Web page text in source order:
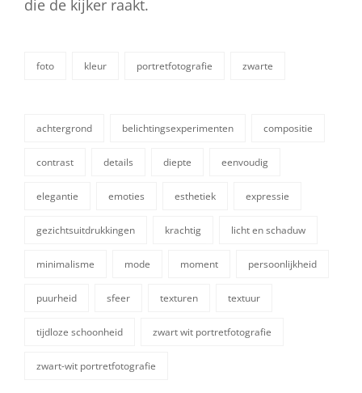
die de kijker raakt.
foto kleur portretfotografie zwarte
achtergrond belichtingsexperimenten compositie
contrast details diepte eenvoudig
elegantie emoties esthetiek expressie
gezichtsuitdrukkingen krachtig licht en schaduw
minimalisme mode moment persoonlijkheid
puurheid sfeer texturen textuur
tijdloze schoonheid zwart wit portretfotografie
zwart-wit portretfotografie